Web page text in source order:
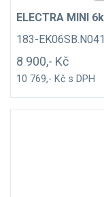
ELECTRA MINI
183-EK06SB.N041
8 900,- Kč
10 769,- Kč s DPH